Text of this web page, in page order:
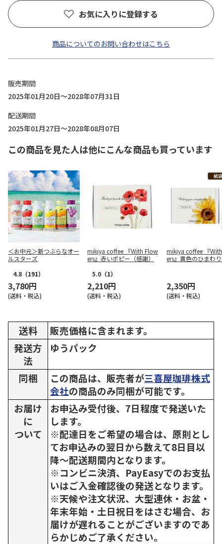
お気に入りに登録する
商品についてのお問い合わせはこちら
販売期間
2025年01月20日～2028年07月31日
配送期間
2025年01月27日～2028年08月07日
この商品を見た人は他にこんな商品も買っています
＜お中元＞新つぶらなオー
ルスターズ
4.8 （191）
3,780円
(送料・税込)
mikiya coffee 『With Flow
ers』赤いポピー（感謝）
5.0 （1）
2,210円
(送料・税込)
mikiya coffee 『
ers』黄色のひまわ
2,350円
(送料・税込)
送料
販売価格に含まれます。
発送方
法
ゆうパック
同梱 この商品は、販売者が三喜屋珈琲株式
会社の商品のみ同梱が可能です。
お届け
に
ついて
お申込み受付後、7日程度で発送いた
します。
※配達日をご希望の場合は、原則とし
てお申込みの翌日から数えて8日目以
降～配送期間内となります。
※コンビニ決済、PayEasyでのお支払
いはご入金確認後の発送となります。
※天候や注文状況、大型連休・お盆・
年末年始・土日祝日をはさむ場合、お
届けが遅れることがございますのであ
らかじめご了承ください。